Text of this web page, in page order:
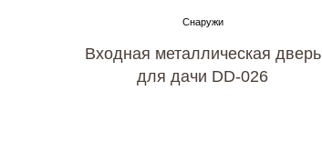
Входная металлическая дверь
для дачи DD-026